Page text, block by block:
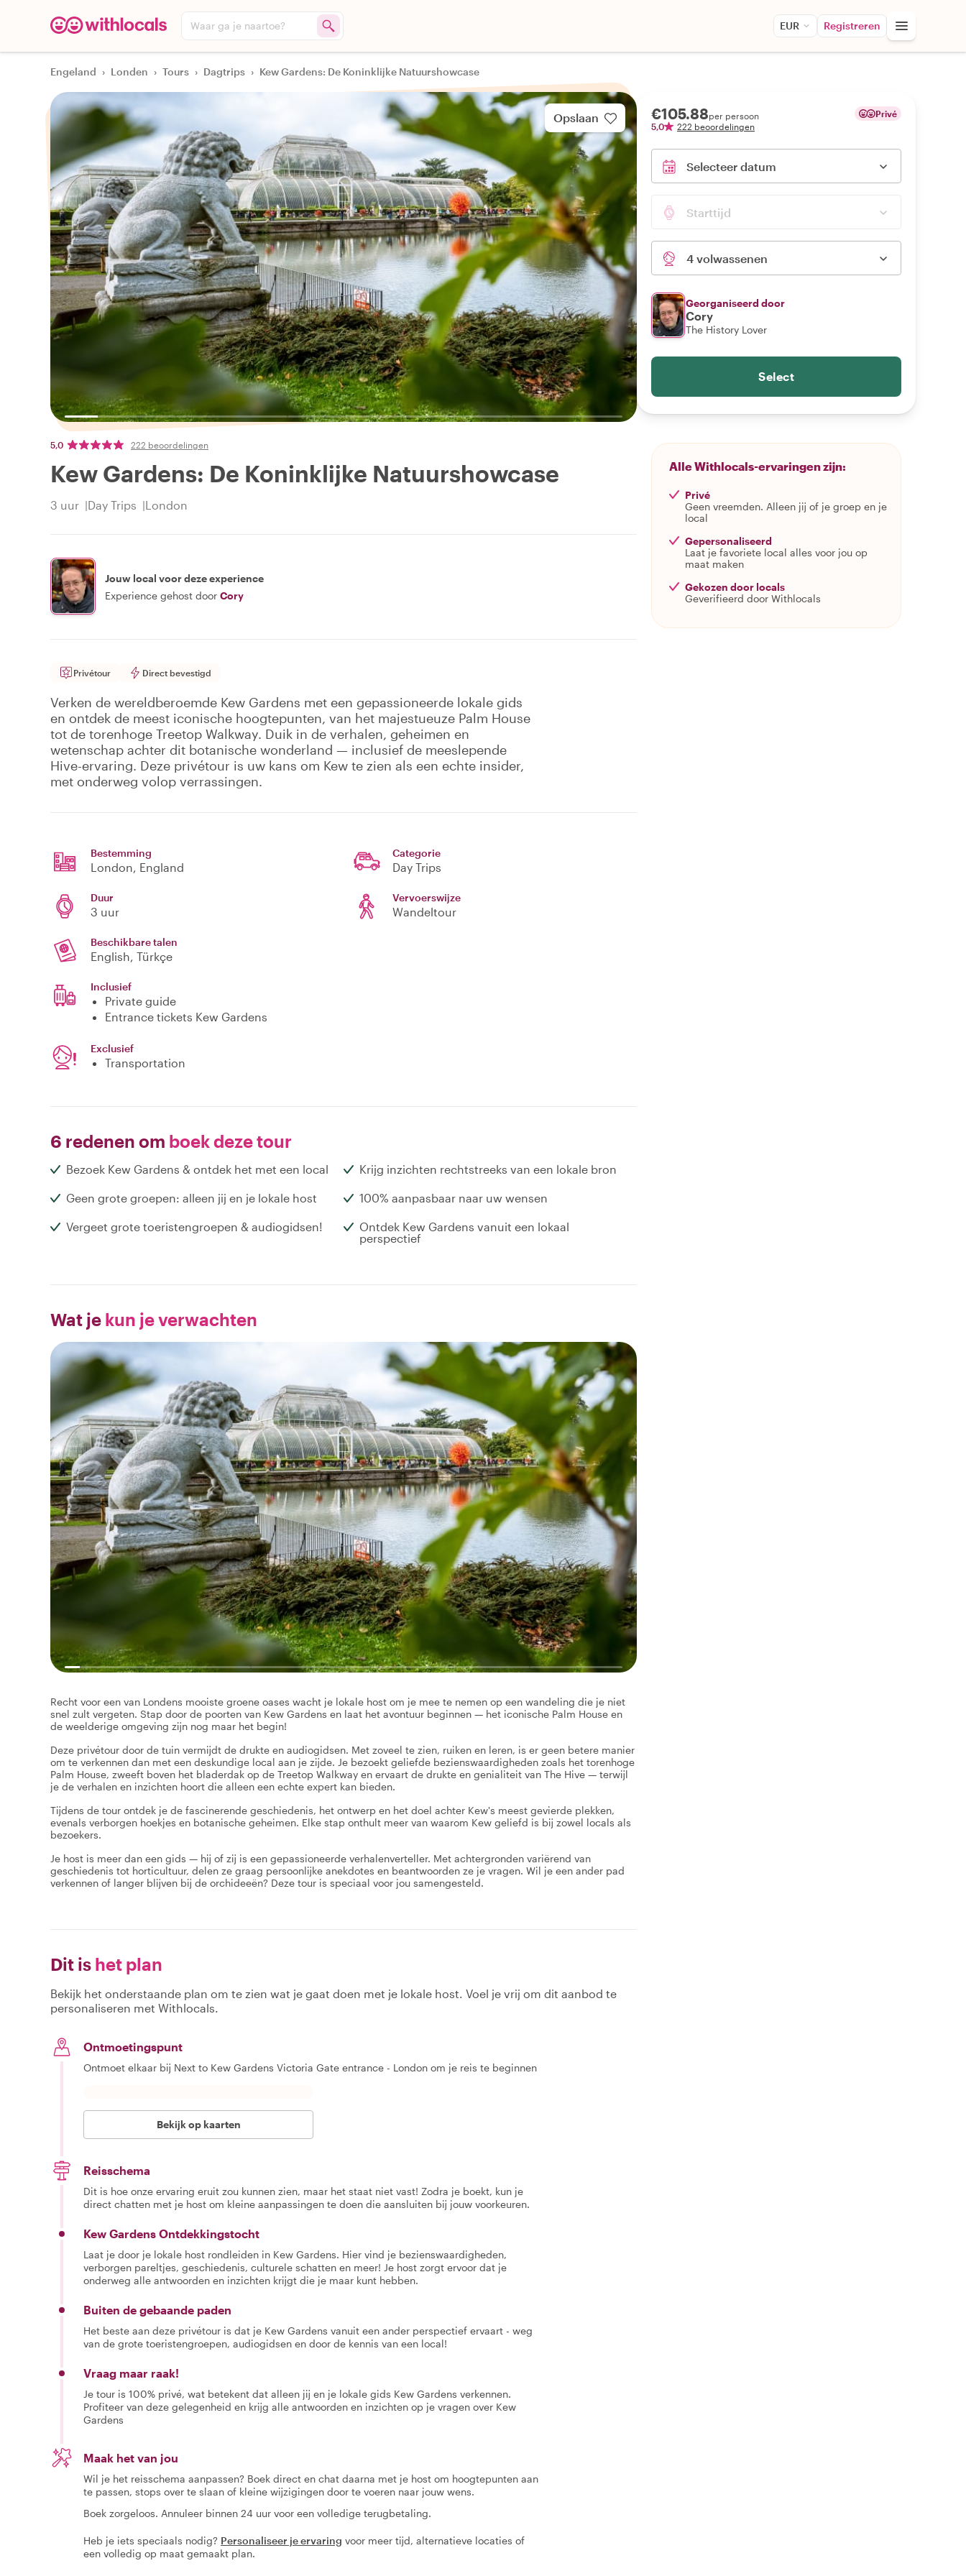
Waar ga je naartoe? EUR Registreren
Engeland › Londen › Tours › Dagtrips › Kew Gardens: De Koninklijke Natuurshowcase
Opslaan
5,0 222 beoordelingen
Kew Gardens: De Koninklijke Natuurshowcase
3 uur Day Trips London
Jouw local voor deze experience
Experience gehost door Cory
Privétour Direct bevestigd
Verken de wereldberoemde Kew Gardens met een gepassioneerde lokale gids
en ontdek de meest iconische hoogtepunten, van het majestueuze Palm House
tot de torenhoge Treetop Walkway. Duik in de verhalen, geheimen en
wetenschap achter dit botanische wonderland — inclusief de meeslepende
Hive-ervaring. Deze privétour is uw kans om Kew te zien als een echte insider,
met onderweg volop verrassingen.
Bestemming
London, England
Categorie
Day Trips
Duur
3 uur
Vervoerswijze
Wandeltour
Beschikbare talen
English, Türkçe
Inclusief
Private guide
Entrance tickets Kew Gardens
Exclusief
Transportation
6 redenen om boek deze tour
Bezoek Kew Gardens & ontdek het met een local Krijg inzichten rechtstreeks van een lokale bron
Geen grote groepen: alleen jij en je lokale host 100% aanpasbaar naar uw wensen
Vergeet grote toeristengroepen & audiogidsen!
Ontdek Kew Gardens vanuit een lokaal
perspectief
Wat je kun je verwachten
Recht voor een van Londens mooiste groene oases wacht je lokale host om je mee te nemen op een wandeling die je niet
snel zult vergeten. Stap door de poorten van Kew Gardens en laat het avontuur beginnen — het iconische Palm House en
de weelderige omgeving zijn nog maar het begin!
Deze privétour door de tuin vermijdt de drukte en audiogidsen. Met zoveel te zien, ruiken en leren, is er geen betere manier
om te verkennen dan met een deskundige local aan je zijde. Je bezoekt geliefde bezienswaardigheden zoals het torenhoge
Palm House, zweeft boven het bladerdak op de Treetop Walkway en ervaart de drukte en genialiteit van The Hive — terwijl
je de verhalen en inzichten hoort die alleen een echte expert kan bieden.
Tijdens de tour ontdek je de fascinerende geschiedenis, het ontwerp en het doel achter Kew's meest gevierde plekken,
evenals verborgen hoekjes en botanische geheimen. Elke stap onthult meer van waarom Kew geliefd is bij zowel locals als
bezoekers.
Je host is meer dan een gids — hij of zij is een gepassioneerde verhalenverteller. Met achtergronden variërend van
geschiedenis tot horticultuur, delen ze graag persoonlijke anekdotes en beantwoorden ze je vragen. Wil je een ander pad
verkennen of langer blijven bij de orchideeën? Deze tour is speciaal voor jou samengesteld.
Dit is het plan
Bekijk het onderstaande plan om te zien wat je gaat doen met je lokale host. Voel je vrij om dit aanbod te
personaliseren met Withlocals.
Ontmoetingspunt
Ontmoet elkaar bij Next to Kew Gardens Victoria Gate entrance - London om je reis te beginnen
Bekijk op kaarten
Reisschema
Dit is hoe onze ervaring eruit zou kunnen zien, maar het staat niet vast! Zodra je boekt, kun je
direct chatten met je host om kleine aanpassingen te doen die aansluiten bij jouw voorkeuren.
Kew Gardens Ontdekkingstocht
Laat je door je lokale host rondleiden in Kew Gardens. Hier vind je bezienswaardigheden,
verborgen pareltjes, geschiedenis, culturele schatten en meer! Je host zorgt ervoor dat je
onderweg alle antwoorden en inzichten krijgt die je maar kunt hebben.
Buiten de gebaande paden
Het beste aan deze privétour is dat je Kew Gardens vanuit een ander perspectief ervaart - weg
van de grote toeristengroepen, audiogidsen en door de kennis van een local!
Vraag maar raak!
Je tour is 100% privé, wat betekent dat alleen jij en je lokale gids Kew Gardens verkennen.
Profiteer van deze gelegenheid en krijg alle antwoorden en inzichten op je vragen over Kew
Gardens
Maak het van jou
Wil je het reisschema aanpassen? Boek direct en chat daarna met je host om hoogtepunten aan
te passen, stops over te slaan of kleine wijzigingen door te voeren naar jouw wens.
Boek zorgeloos. Annuleer binnen 24 uur voor een volledige terugbetaling.
Heb je iets speciaals nodig? Personaliseer je ervaring voor meer tijd, alternatieve locaties of
een volledig op maat gemaakt plan.
€105.88per persoon
5,0
222 beoordelingen
Privé
Selecteer datum
Starttijd
4 volwassenen
Georganiseerd door
Cory
The History Lover
Select
Alle Withlocals-ervaringen zijn:
Privé
Geen vreemden. Alleen jij of je groep en je
local
Gepersonaliseerd
Laat je favoriete local alles voor jou op
maat maken
Gekozen door locals
Geverifieerd door Withlocals